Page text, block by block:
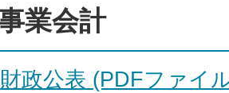
業会計
政公表 (PDFファイ